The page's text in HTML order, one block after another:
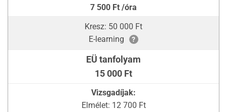
7 500 Ft /óra
Kresz: 50 000 Ft
E-learning
?
EÜ tanfolyam
15 000 Ft
Vizsgadíjak:
Elmélet: 12 700 Ft